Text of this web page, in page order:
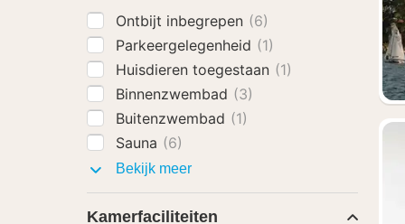
Ontbijt inbegrepen (6)
Parkeergelegenheid (1)
Huisdieren toegestaan (1)
Binnenzwembad (3)
Buitenzwembad (1)
Sauna (6)
Bekijk meerFaciliteiten
Kamerfaciliteiten